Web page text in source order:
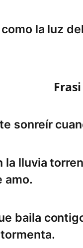
la luz
sonreír
la lluvia
amo.
baila